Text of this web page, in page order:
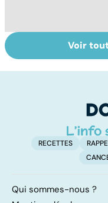
Les agrumes et
leurs bienfaits
Voir
RECETTES
Qui sommes-nous ?